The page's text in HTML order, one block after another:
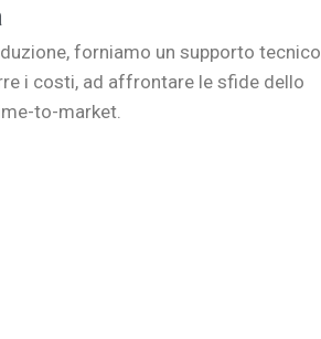
forniamo un supporto tecnico
i costi, ad affrontare le sfide dello
to-market.